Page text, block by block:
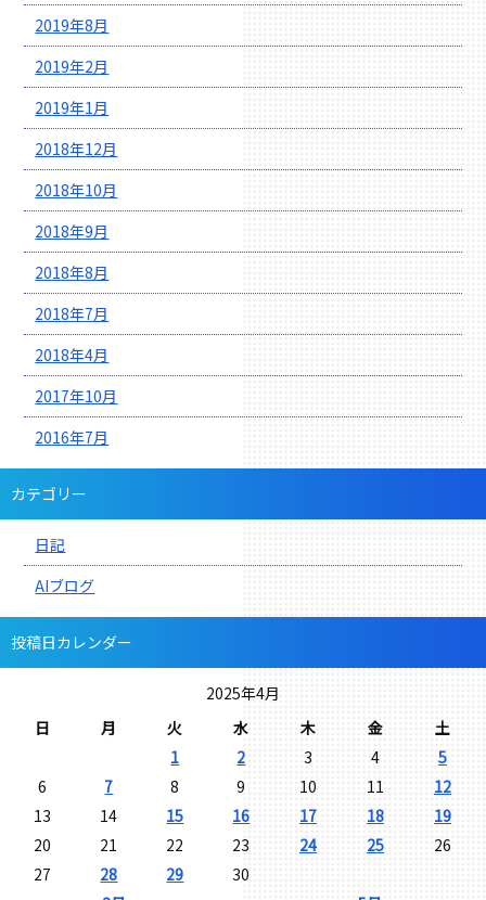
2019年8月
2019年2月
2019年1月
2018年12月
2018年10月
2018年9月
2018年8月
2018年7月
2018年4月
2017年10月
2016年7月
カテゴリー
日記
AIブログ
投稿日カレンダー
2025年4月
日
月 火 水 木 金 土
1 2 3 4
5
6
7 8 9 10 11
12
13
14 15 16 17 18
19
20
21 22 23 24 25
26
27
28 29 30